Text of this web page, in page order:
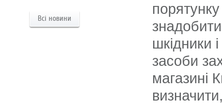
Всі новини
шкідники
засоби
магазині